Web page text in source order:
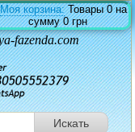
Моя корзина:Товары0на
сумму0 грн
fazenda.com